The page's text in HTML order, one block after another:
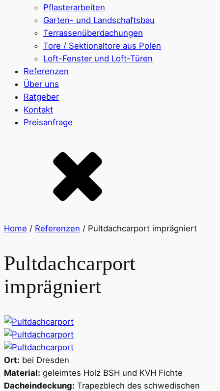
Pflasterarbeiten
Garten- und Landschaftsbau
Terrassenüberdachungen
Tore / Sektionaltore aus Polen
Loft-Fenster und Loft-Türen
Referenzen
Über uns
Ratgeber
Kontakt
Preisanfrage
Home / Referenzen / Pultdachcarport imprägniert
Pultdachcarport
imprägniert
Ort: bei Dresden
Material: geleimtes Holz BSH und KVH Fichte
Dacheindeckung: Trapezblech des schwedischen